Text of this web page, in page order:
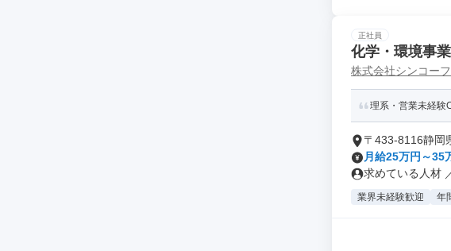
正社員
化学・環境事
株式会社シンコー
理系・営業未経験
〒433-8116静岡
月給25万円～35
求めている人材
業界未経験歓迎 年